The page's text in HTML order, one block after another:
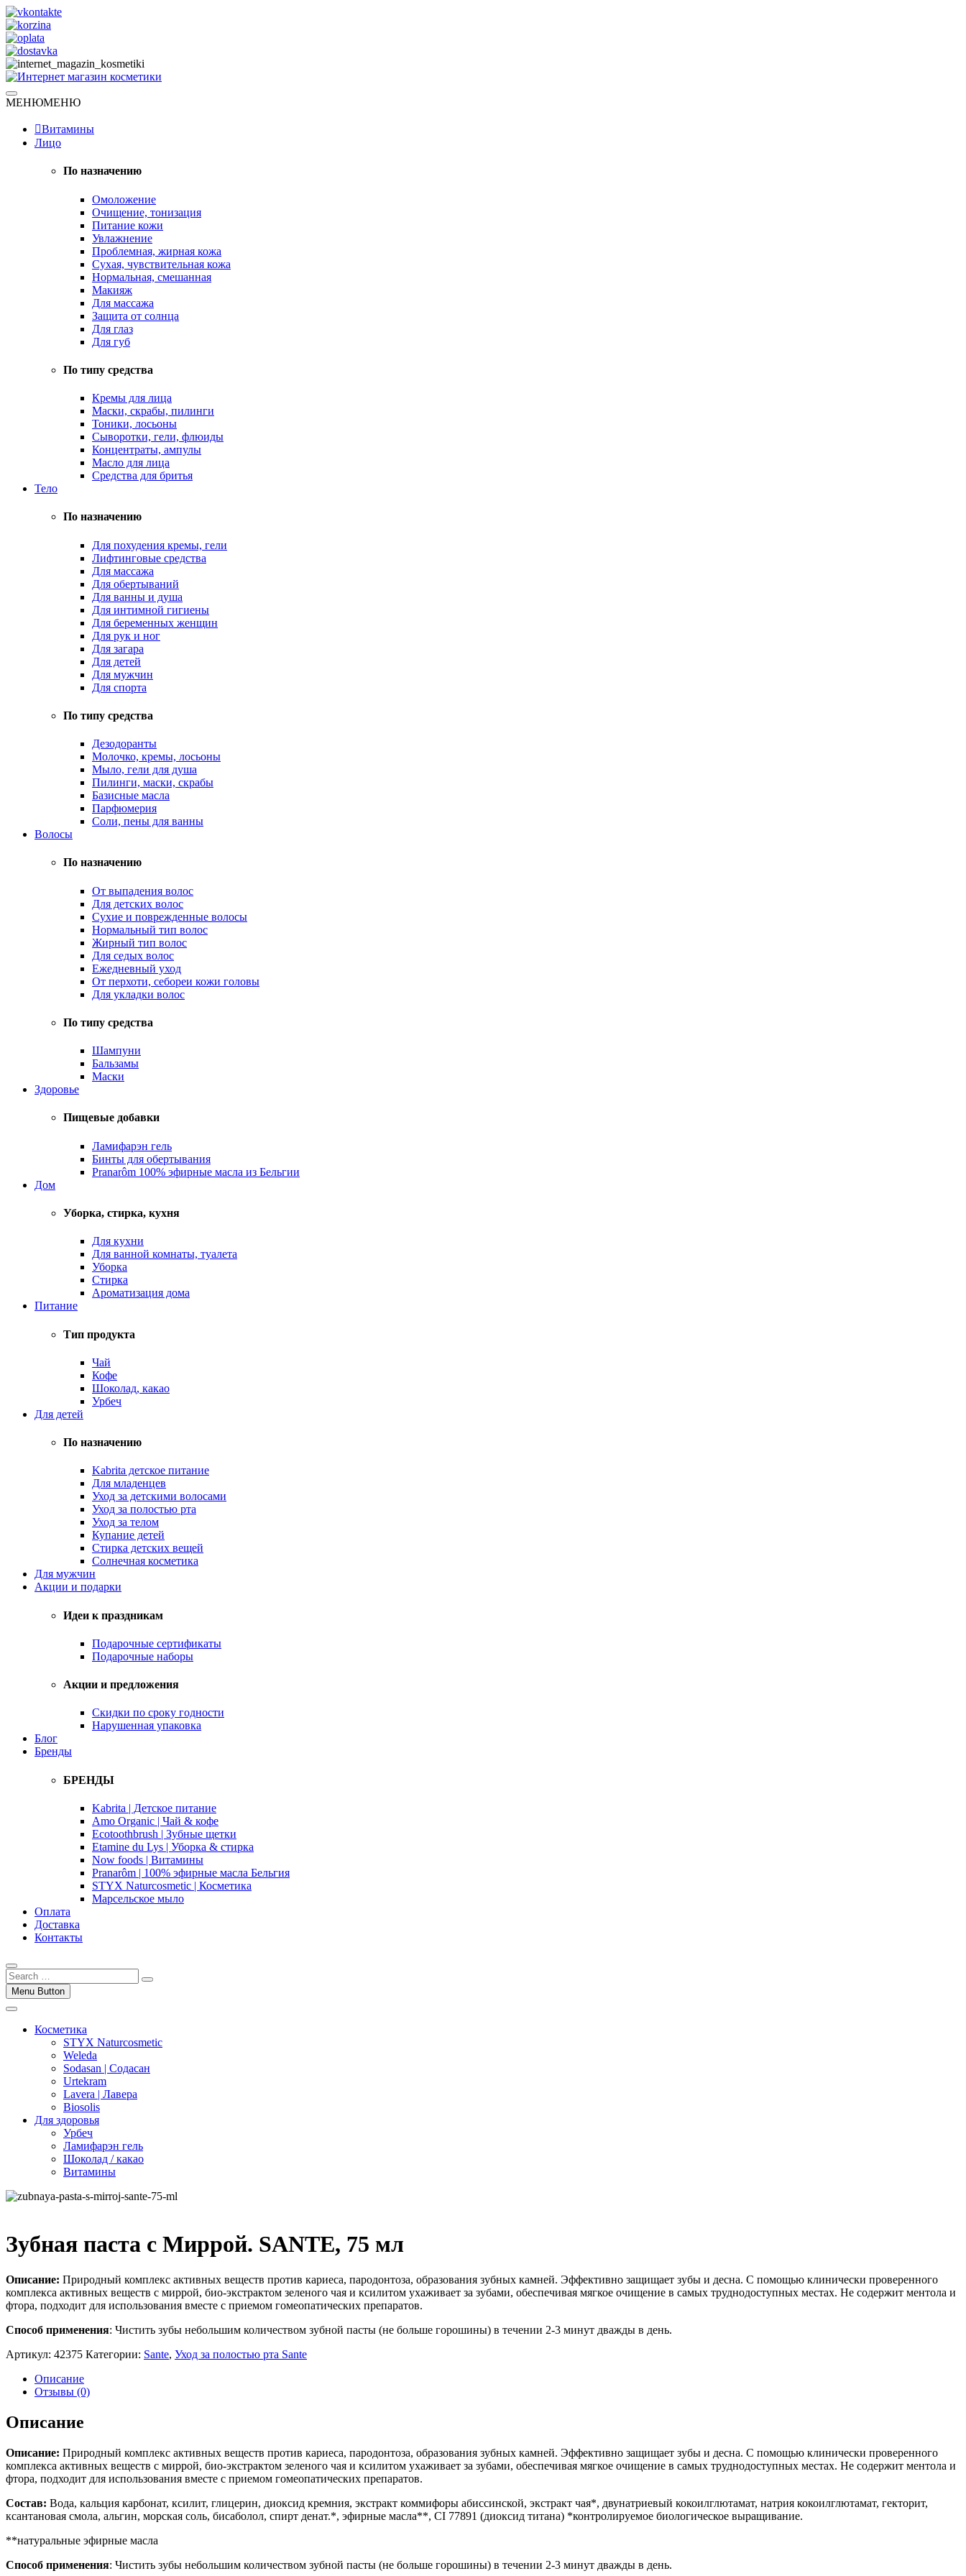
Skip
to
content
Интернет магазин косметики
Натуральная косметика
МЕНЮМЕНЮ
Витамины
Лицо
По назначению
Омоложение
Очищение, тонизация
Питание кожи
Увлажнение
Проблемная, жирная кожа
Сухая, чувствительная кожа
Нормальная, смешанная
Макияж
Для массажа
Защита от солнца
Для глаз
Для губ
По типу средства
Кремы для лица
Маски, скрабы, пилинги
Тоники, лосьоны
Сыворотки, гели, флюиды
Концентраты, ампулы
Масло для лица
Средства для бритья
Тело
По назначению
Для похудения кремы, гели
Лифтинговые средства
Для массажа
Для обертываний
Для ванны и душа
Для интимной гигиены
Для беременных женщин
Для рук и ног
Для загара
Для детей
Для мужчин
Для спорта
По типу средства
Дезодоранты
Молочко, кремы, лосьоны
Мыло, гели для душа
Пилинги, маски, скрабы
Базисные масла
Парфюмерия
Соли, пены для ванны
Волосы
По назначению
От выпадения волос
Для детских волос
Сухие и поврежденные волосы
Нормальный тип волос
Жирный тип волос
Для седых волос
Ежедневный уход
От перхоти, себореи кожи головы
Для укладки волос
По типу средства
Шампуни
Бальзамы
Маски
Здоровье
Пищевые добавки
Ламифарэн гель
Бинты для обертывания
Pranarôm 100% эфирные масла из Бельгии
Дом
Уборка, стирка, кухня
Для кухни
Для ванной комнаты, туалета
Уборка
Стирка
Ароматизация дома
Питание
Тип продукта
Чай
Кофе
Шоколад, какао
Урбеч
Для детей
По назначению
Kabrita детское питание
Для младенцев
Уход за детскими волосами
Уход за полостью рта
Уход за телом
Купание детей
Стирка детских вещей
Солнечная косметика
Для мужчин
Акции и подарки
Идеи к праздникам
Подарочные сертификаты
Подарочные наборы
Акции и предложения
Скидки по сроку годности
Нарушенная упаковка
Блог
Бренды
БРЕНДЫ
Kabrita | Детское питание
Amo Organic | Чай & кофе
Ecotoothbrush | Зубные щетки
Etamine du Lys | Уборка & стирка
Now foods | Витамины
Pranarôm | 100% эфирные масла Бельгия
STYX Naturcosmetic | Косметика
Марсельское мыло
Оплата
Доставка
Контакты
Menu Button
Косметика
STYX Naturcosmetic
Weleda
Sodasan | Содасан
Urtekram
Lavera | Лавера
Biosolis
Для здоровья
Урбеч
Ламифарэн гель
Шоколад / какао
Витамины
Зубная паста с Миррой. SANTE, 75 мл
Описание: Природный комплекс активных веществ против кариеса, пародонтоза, образования зубных камней. Эффективно защищает зубы и десна. С помощью клинически проверенного
комплекса активных веществ с миррой, био-экстрактом зеленого чая и ксилитом ухаживает за зубами, обеспечивая мягкое очищение в самых труднодоступных местах. Не содержит ментола и
фтора, подходит для использования вместе с приемом гомеопатических препаратов.
Способ применения: Чистить зубы небольшим количеством зубной пасты (не больше горошины) в течении 2-3 минут дважды в день.
Артикул: 42375 Категории: Sante, Уход за полостью рта Sante
Описание
Отзывы (0)
Описание
Описание: Природный комплекс активных веществ против кариеса, пародонтоза, образования зубных камней. Эффективно защищает зубы и десна. С помощью клинически проверенного
комплекса активных веществ с миррой, био-экстрактом зеленого чая и ксилитом ухаживает за зубами, обеспечивая мягкое очищение в самых труднодоступных местах. Не содержит ментола и
фтора, подходит для использования вместе с приемом гомеопатических препаратов.
Состав: Вода, кальция карбонат, ксилит, глицерин, диоксид кремния, экстракт коммифоры абиссинской, экстракт чая*, двунатриевый кокоилглютамат, натрия кокоилглютамат, гекторит,
ксантановая смола, альгин, морская соль, бисаболол, спирт денат.*, эфирные масла**, CI 77891 (диоксид титана) *контролируемое биологическое выращивание.
**натуральные эфирные масла
Способ применения: Чистить зубы небольшим количеством зубной пасты (не больше горошины) в течении 2-3 минут дважды в день.